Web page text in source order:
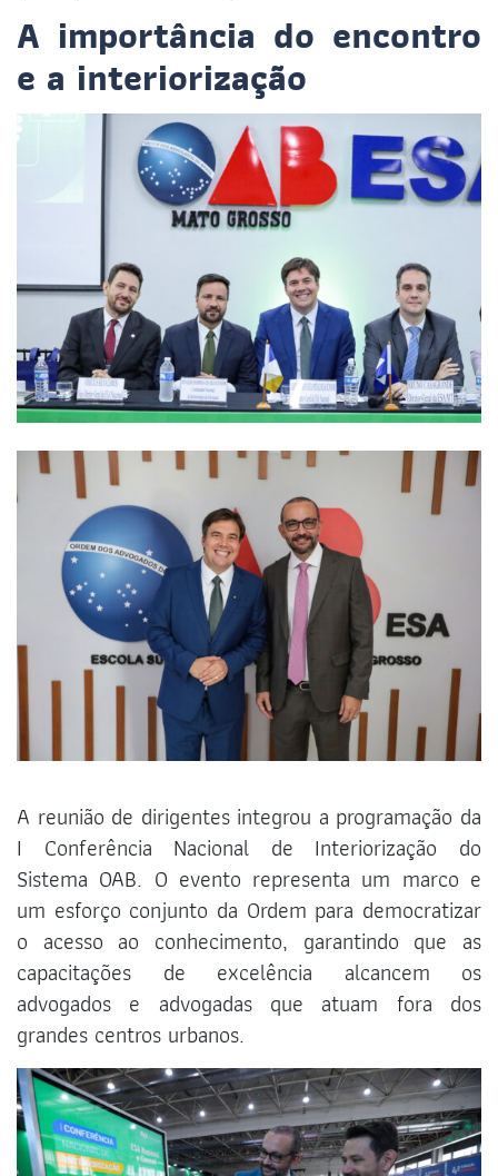
A importância do encontro
e a interiorização
A reunião de dirigentes integrou a programação da
I Conferência Nacional de Interiorização do
Sistema OAB. O evento representa um marco e
um esforço conjunto da Ordem para democratizar
o acesso ao conhecimento, garantindo que as
capacitações de excelência alcancem os
advogados e advogadas que atuam fora dos
grandes centros urbanos.